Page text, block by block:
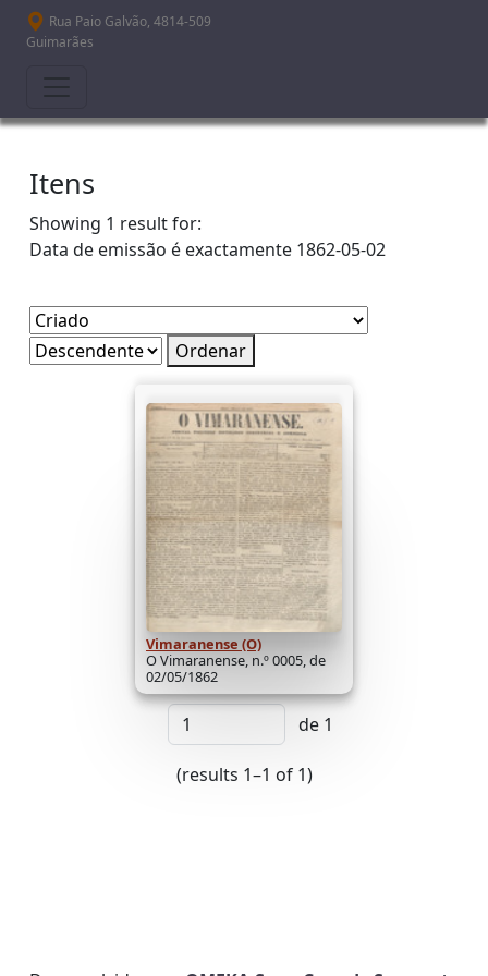
Passar para o conteúdo principal
Rua Paio Galvão, 4814-509
Guimarães
Itens
Showing 1 result for:
Data de emissão é exactamente 1862-05-02
Ordenar
Vimaranense (O)
O Vimaranense, n.º 0005, de
02/05/1862
de 1
(results 1–1 of 1)